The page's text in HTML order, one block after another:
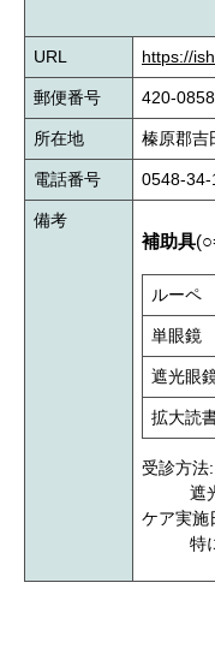
URL https://
郵便番号 420-0858
所在地 榛原郡吉
電話番号 0548-34-
備考
補助具
ルーペ
単眼鏡
遮光眼
拡大読
受診方法:
遮
ケア実施
特